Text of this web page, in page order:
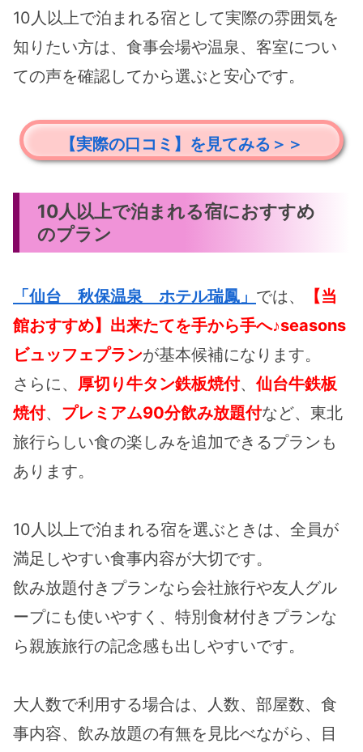
10人以上で泊まれる宿として実際の雰囲気を
知りたい方は、食事会場や温泉、客室につい
ての声を確認してから選ぶと安心です。
【実際の口コミ】を見てみる＞＞
10人以上で泊まれる宿におすすめ
のプラン
「仙台 秋保温泉 ホテル瑞鳳」 では、
【当
館おすすめ】出来たてを手から手へ♪seasons
ビュッフェプランが基本候補になります。
さらに、 厚切り牛タン鉄板焼付、仙台牛鉄板
焼付、 プレミアム90分飲み放題付など、東北
旅行らしい食の楽しみを追加できるプランも
あります。
10人以上で泊まれる宿を選ぶときは、全員が
満足しやすい食事内容が大切です。
飲み放題付きプランなら会社旅行や友人グル
ープにも使いやすく、特別食材付きプランな
ら親族旅行の記念感も出しやすいです。
大人数で利用する場合は、人数、部屋数、食
事内容、飲み放題の有無を見比べながら、目